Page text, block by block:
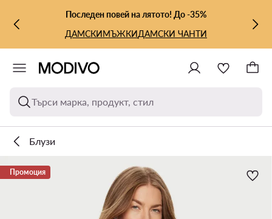
КЪМ ОСНОВНОТО СЪДЪРЖАНИЕ
КЪМ ТЪРСЕНЕПоследен повей на лятото! До -35%
ДАМСКИМЪЖКИДАМСКИ ЧАНТИ
Търси марка, продукт, стил
Блузи
Промоция